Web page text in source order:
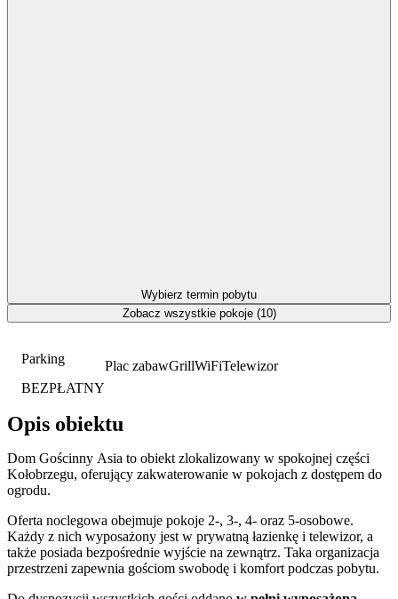
Parking
BEZPŁATNY
Plac zabawGrillWiFiTelewizor
Opis obiektu
Dom Gościnny Asia to obiekt zlokalizowany w spokojnej części
Kołobrzegu, oferujący zakwaterowanie w pokojach z dostępem do
ogrodu.
Oferta noclegowa obejmuje pokoje 2-, 3-, 4- oraz 5-osobowe.
Każdy z nich wyposażony jest w prywatną łazienkę i telewizor, a
także posiada bezpośrednie wyjście na zewnątrz. Taka organizacja
przestrzeni zapewnia gościom swobodę i komfort podczas pobytu.
Wybierz termin pobytu
Zobacz wszystkie pokoje (10)